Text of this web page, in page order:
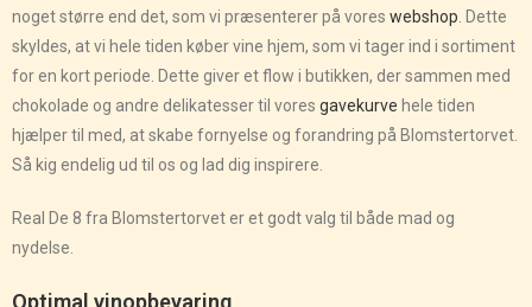
noget større end det, som vi præsenterer på vores webshop . Dette
skyldes, at vi hele tiden køber vine hjem, som vi tager ind i sortiment
for en kort periode. Dette giver et flow i butikken, der sammen med
chokolade og andre delikatesser til vores gavekurve hele tiden
hjælper til med, at skabe fornyelse og forandring på Blomstertorvet.
Så kig endelig ud til os og lad dig inspirere.
Real De 8 fra Blomstertorvet er et godt valg til både mad og
nydelse.
Optimal vinopbevaring